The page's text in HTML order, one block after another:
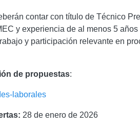
contar con título de Técnico
y experiencia de al menos 5
y participación relevante en
de propuestas:
laborales
28 de enero de 2026